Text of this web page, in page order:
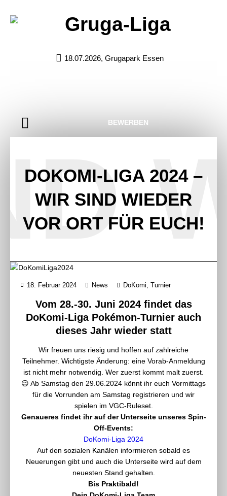
18.07.2026, Grugapark Essen
BEWERBEN
DOKOMI-LIGA 2024 –
WIR SIND WIEDER
VOR ORT FÜR EUCH!
18. Februar 2024 News DoKomi Turnier
Vom 28.-30. Juni 2024 findet das
DoKomi-Liga Pokémon-Turnier auch
dieses Jahr wieder statt
Wir freuen uns riesig und hoffen auf zahlreiche
Teilnehmer. Wichtigste Änderung: eine Vorab-Anmeldung
ist nicht mehr notwendig. Wer zuerst kommt malt zuerst.
😉 Ab Samstag den 29.06.2024 könnt ihr euch Vormittags
für die Vorrunden am Samstag registrieren und wir
spielen im VGC-Ruleset.
Genaueres findet ihr auf der Unterseite unseres Spin-
Off-Events:
DoKomi-Liga 2024
Auf den sozialen Kanälen informieren sobald es
Neuerungen gibt und auch die Unterseite wird auf dem
neuesten Stand gehalten.
Bis Praktibald!